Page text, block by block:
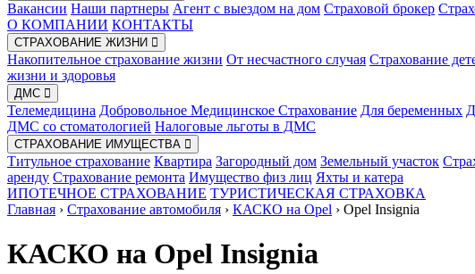
Вакансии Наши партнеры Агент с выездом на дом Страховой брокер
О КОМПАНИИ КОНТАКТЫ
СТРАХОВАНИЕ ЖИЗНИ
Накопительное страхование жизни От несчастного случая Страхование
жизни и здоровья
ДМС
Телемедицина Добровольное Медицинское Страхование Для беременных
ДМС со стоматологией Налоговые льготы в ДМС
СТРАХОВАНИЕ ИМУЩЕСТВА
Титульное страхование Квартира Загородный дом Земельный участок
аренду Страхование ремонта Имущество физ лиц Яхты и катера
ИПОТЕЧНОЕ СТРАХОВАНИЕ ТУРИСТИЧЕСКАЯ СТРАХОВКА
Главная › Страхование автомобиля › КАСКО на Opel › Opel Insignia
КАСКО на Opel Insignia